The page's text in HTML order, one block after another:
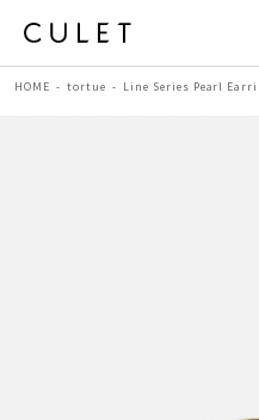
HOME tortue Line Series Pearl